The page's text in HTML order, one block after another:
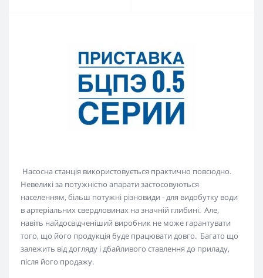
Насосна станція використовується практично повсюдно.
Невеликі за потужністю апарати застосовуються
населенням, більш потужні різновиди - для видобутку води
в артеріальних свердловинах на значній глибині. Але,
навіть найдосвідченіший виробник не може гарантувати
того, що його продукція буде працювати довго. Багато що
залежить від догляду і дбайливого ставлення до приладу,
після його продажу.